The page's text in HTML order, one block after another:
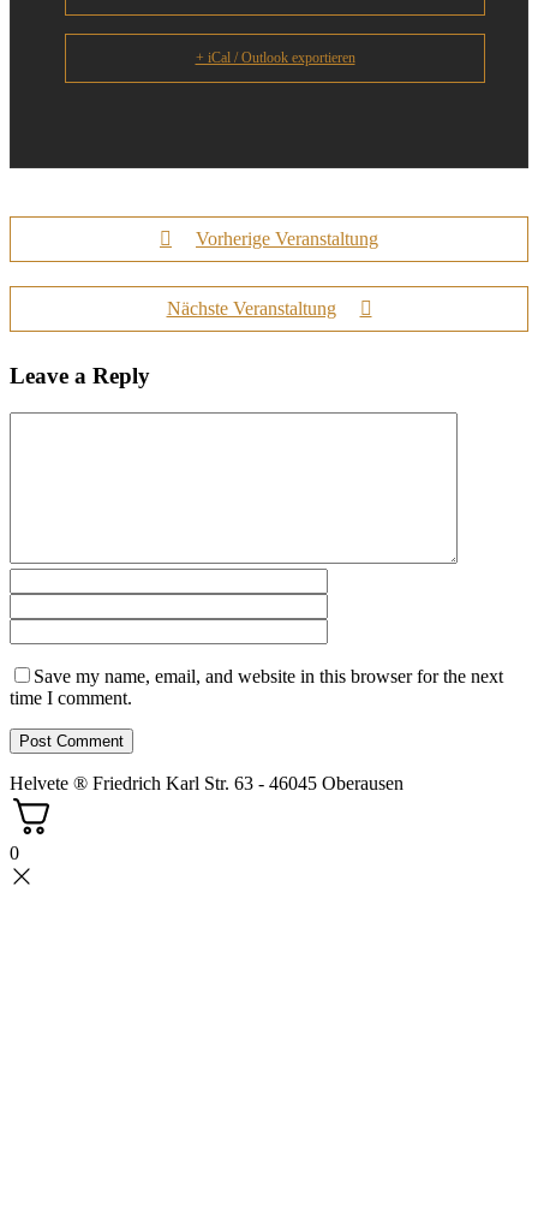
+ iCal / Outlook exportieren
Vorherige Veranstaltung
Nächste Veranstaltung
Leave a Reply
Save my name, email, and website in this browser for the next
time I comment.
Helvete ® Friedrich Karl Str. 63 - 46045 Oberausen
0